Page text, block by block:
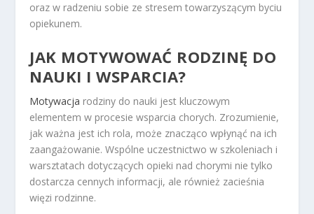
oraz w radzeniu sobie ze stresem towarzyszącym byciu
opiekunem.
JAK MOTYWOWAĆ RODZINĘ DO
NAUKI I WSPARCIA?
Motywacja rodziny do nauki jest kluczowym
elementem w procesie wsparcia chorych. Zrozumienie,
jak ważna jest ich rola, może znacząco wpłynąć na ich
zaangażowanie. Wspólne uczestnictwo w szkoleniach i
warsztatach dotyczących opieki nad chorymi nie tylko
dostarcza cennych informacji, ale również zacieśnia
więzi rodzinne.